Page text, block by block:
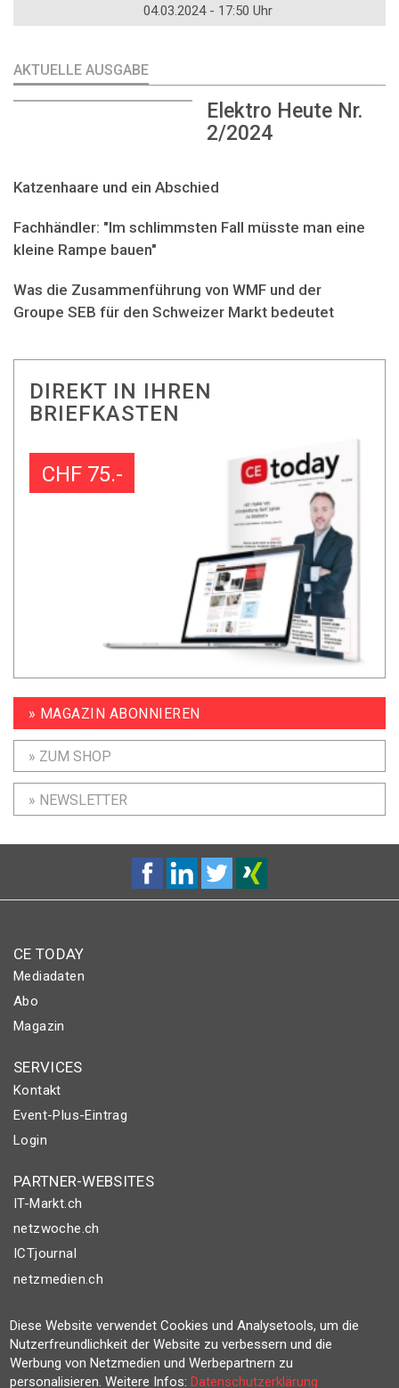
04.03.2024 - 17:50 Uhr
AKTUELLE AUSGABE
Elektro Heute Nr.
2/2024
Katzenhaare und ein Abschied
Fachhändler: "Im schlimmsten Fall müsste man eine
kleine Rampe bauen"
Was die Zusammenführung von WMF und der
Groupe SEB für den Schweizer Markt bedeutet
DIREKT IN IHREN
BRIEFKASTEN
CHF 75.-
» MAGAZIN ABONNIEREN
» ZUM SHOP
» NEWSLETTER
CE TODAY
Mediadaten
Abo
Magazin
SERVICES
Kontakt
Event-Plus-Eintrag
Login
PARTNER-WEBSITES
IT-Markt.ch
netzwoche.ch
ICTjournal
netzmedien.ch
© NETZMEDIEN AG 2026
Impressum
AGB
Diese Website verwendet Cookies und Analysetools, um die
Nutzerfreundlichkeit der Website zu verbessern und die
Werbung von Netzmedien und Werbepartnern zu
personalisieren. Weitere Infos:Datenschutzerklärung